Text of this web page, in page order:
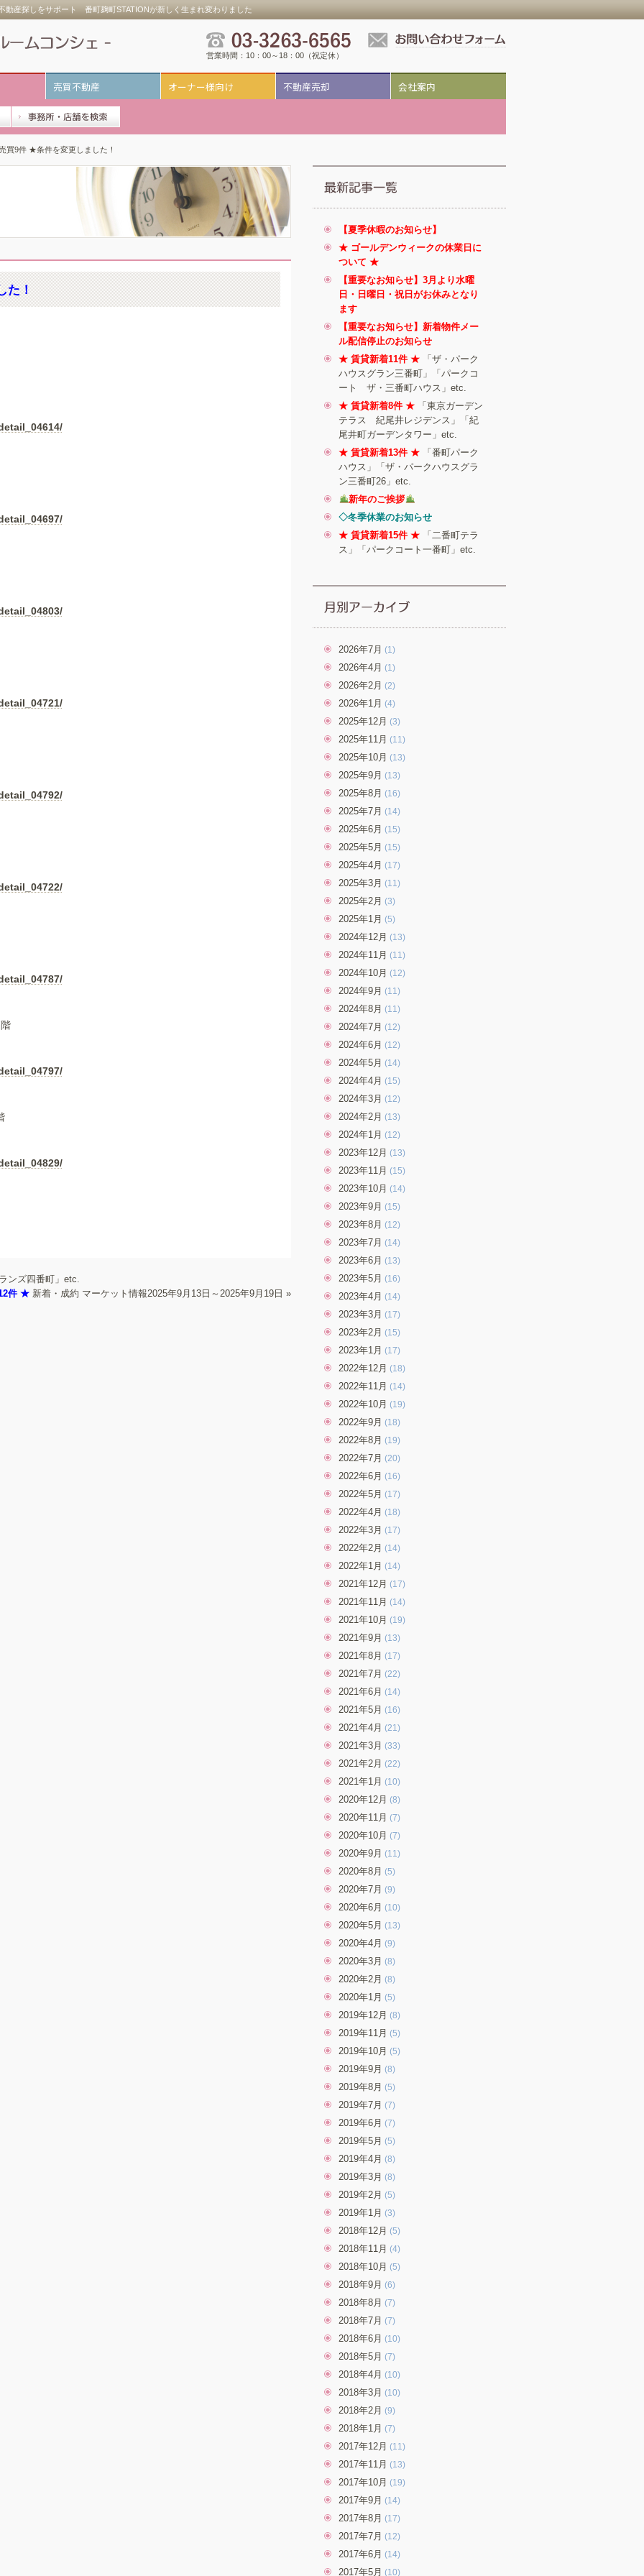
動産探しをサポート 番町麹町STATIONが新しく生まれ変わりました
営業時間：10：00～18：00（祝定休）
売買不動産 オーナー様向け 不動産売却 会社案内
買9件 ★条件を変更しました！
た！
ンズ四番町」etc.
件 ★ 新着・成約 マーケット情報2025年9月13日～2025年9月19日 »
【夏季休暇のお知らせ】
★ ゴールデンウィークの休業日に
ついて ★
【重要なお知らせ】3月より水曜
日・日曜日・祝日がお休みとなり
ます
【重要なお知らせ】新着物件メー
ル配信停止のお知らせ
★ 賃貸新着11件 ★
「ザ・パーク
ハウスグラン三番町」「パークコ
ート ザ・三番町ハウス」etc.
★ 賃貸新着8件 ★
「東京ガーデン
テラス 紀尾井レジデンス」「紀
尾井町ガーデンタワー」etc.
★ 賃貸新着13件 ★
「番町パーク
ハウス」「ザ・パークハウスグラ
ン三番町26」etc.
新年のご挨拶
◇冬季休業のお知らせ
★ 賃貸新着15件 ★
「二番町テラ
ス」「パークコート一番町」etc.
2026年7月 (1)
2026年4月 (1)
2026年2月 (2)
2026年1月 (4)
2025年12月 (3)
2025年11月 (11)
2025年10月 (13)
2025年9月 (13)
2025年8月 (16)
2025年7月 (14)
2025年6月 (15)
2025年5月 (15)
2025年4月 (17)
2025年3月 (11)
2025年2月 (3)
2025年1月 (5)
2024年12月 (13)
2024年11月 (11)
2024年10月 (12)
2024年9月 (11)
2024年8月 (11)
2024年7月 (12)
2024年6月 (12)
2024年5月 (14)
2024年4月 (15)
2024年3月 (12)
2024年2月 (13)
2024年1月 (12)
2023年12月 (13)
2023年11月 (15)
2023年10月 (14)
2023年9月 (15)
2023年8月 (12)
2023年7月 (14)
2023年6月 (13)
2023年5月 (16)
2023年4月 (14)
2023年3月 (17)
2023年2月 (15)
2023年1月 (17)
2022年12月 (18)
2022年11月 (14)
2022年10月 (19)
2022年9月 (18)
2022年8月 (19)
2022年7月 (20)
2022年6月 (16)
2022年5月 (17)
2022年4月 (18)
2022年3月 (17)
2022年2月 (14)
2022年1月 (14)
2021年12月 (17)
2021年11月 (14)
2021年10月 (19)
2021年9月 (13)
2021年8月 (17)
2021年7月 (22)
2021年6月 (14)
2021年5月 (16)
2021年4月 (21)
2021年3月 (33)
2021年2月 (22)
2021年1月 (10)
2020年12月 (8)
2020年11月 (7)
2020年10月 (7)
2020年9月 (11)
2020年8月 (5)
2020年7月 (9)
2020年6月 (10)
2020年5月 (13)
2020年4月 (9)
2020年3月 (8)
2020年2月 (8)
2020年1月 (5)
2019年12月 (8)
2019年11月 (5)
2019年10月 (5)
2019年9月 (8)
2019年8月 (5)
2019年7月 (7)
2019年6月 (7)
2019年5月 (5)
2019年4月 (8)
2019年3月 (8)
2019年2月 (5)
2019年1月 (3)
2018年12月 (5)
2018年11月 (4)
2018年10月 (5)
2018年9月 (6)
2018年8月 (7)
2018年7月 (7)
2018年6月 (10)
2018年5月 (7)
2018年4月 (10)
2018年3月 (10)
2018年2月 (9)
2018年1月 (7)
2017年12月 (11)
2017年11月 (13)
2017年10月 (19)
2017年9月 (14)
2017年8月 (17)
2017年7月 (12)
2017年6月 (14)
2017年5月 (10)